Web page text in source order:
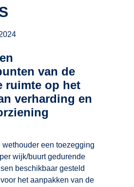
van de
ruimte op het
verharding en
wethouder een toezegging
wijk/buurt gedurende
beschikbaar gesteld
het aanpakken van de